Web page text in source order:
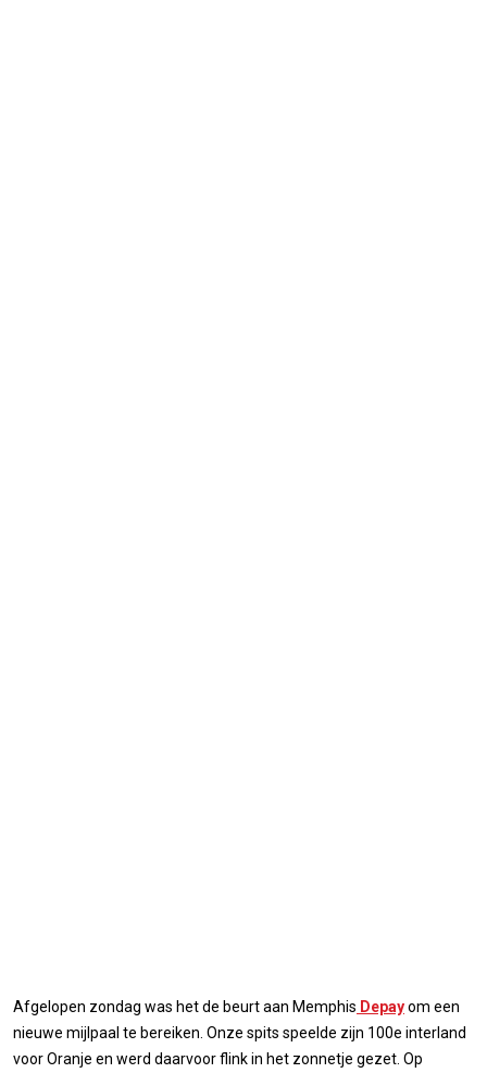
Afgelopen zondag was het de beurt aan Memphis Depayom een
nieuwe mijlpaal te bereiken. Onze spits speelde zijn 100e interland
voor Oranje en werd daarvoor flink in het zonnetje gezet. Op